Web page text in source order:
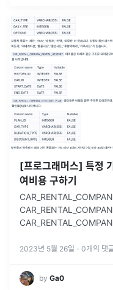
[프로그래머스] 특정
여비용 구하기
1일...
2023년 5월 26일 · 0개의 댓
by Ga0